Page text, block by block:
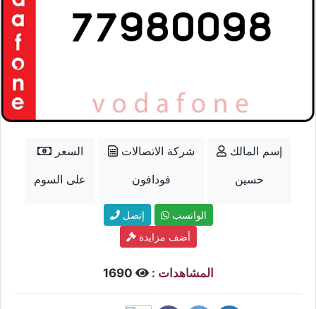
السعر
على السوم
شركة الاتصالات
فودافون
إسم المالك
حسين
إتصل
الواتسب
أضف مزايدة
المشاهدات :